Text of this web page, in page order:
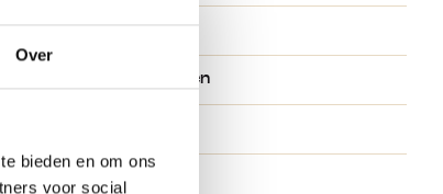
Over
bieden en om ons
voor social
Polyester en 35% Katoen